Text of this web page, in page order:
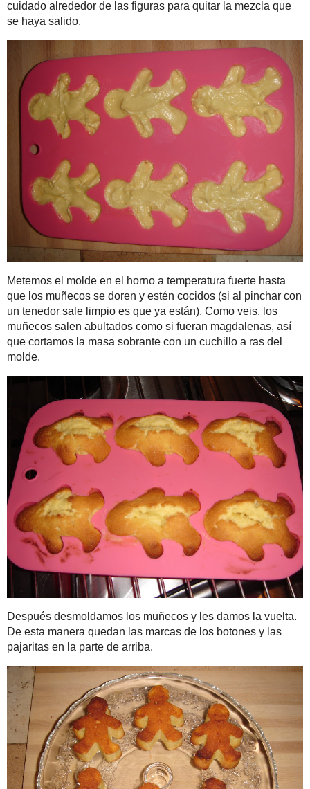
Este dulce es muy
colocamos la mezcla
quitar la mezcla que
Metemos el molde en
pinchar con un tenedor
Translate
Mi Instagram
Dulces tentaciones (149)
En el fondo de mi armario (17)
Hay que cuidarse
(10)
La canción de la semana (14)
Loca por las series (11)
Mis manualidades
(36)
Ratón de biblioteca
(11)
Sueños de celuloide (13)
Tal como soy
(28)
Archivo del blog
►2019(1)
► 2018 (1)
►2015(37)
2012(42)
►2011 (30)
▼ 2010(49)
diciembre(4)
noviembre(3)
octubre(4)